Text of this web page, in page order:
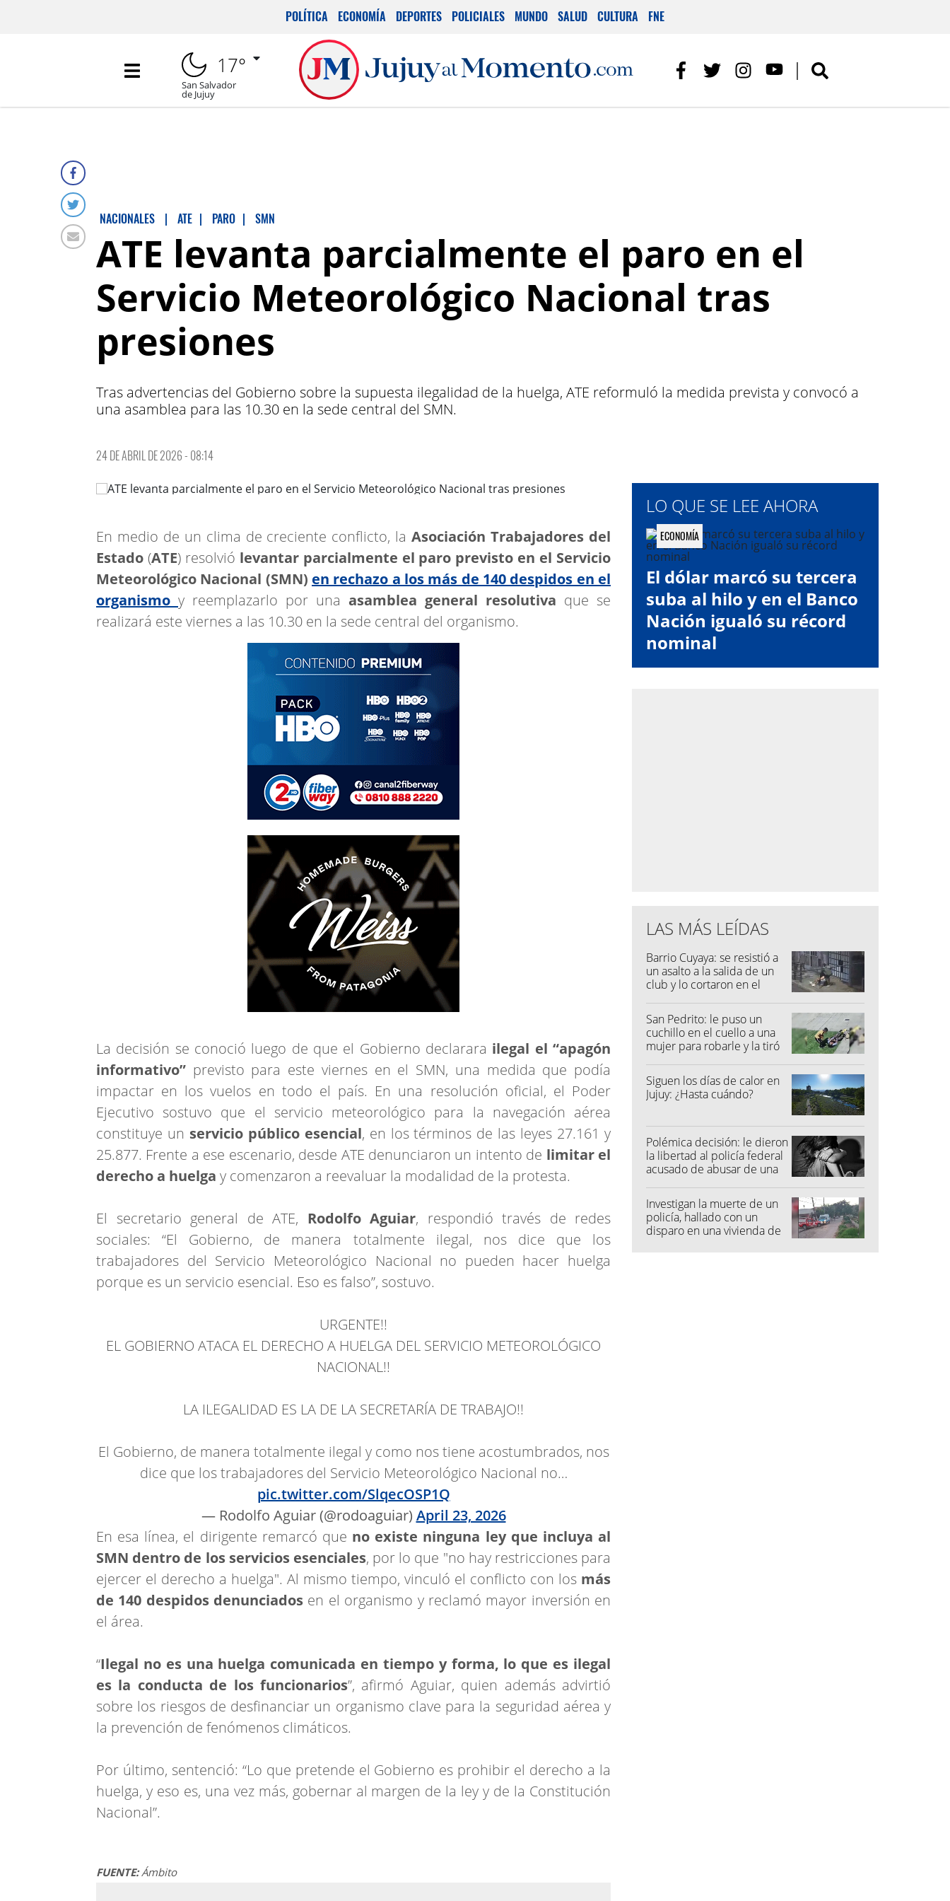
POLÍTICA ECONOMÍA DEPORTES POLICIALES MUNDO SALUD CULTURA FNE
17°
San Salvador
de Jujuy
NACIONALES | ATE | PARO | SMN
ATE levanta parcialmente el paro en el
Servicio Meteorológico Nacional tras
presiones
Tras advertencias del Gobierno sobre la supuesta ilegalidad de la huelga, ATE reformuló la medida prevista y convocó a
una asamblea para las 10.30 en la sede central del SMN.
24 DE ABRIL DE 2026 - 08:14
En medio de un clima de creciente conflicto, laAsociación Trabajadores del
Estado (ATE) resolvió levantar parcialmente el paro previsto en el Servicio
Meteorológico Nacional (SMN) en rechazo a los más de 140 despidos en el
organismo y reemplazarlo por una asamblea general resolutiva que se
realizará este viernes a las 10.30 en la sede central del organismo.
La decisión se conoció luego de que el Gobierno declarara ilegal el “apagón
informativo” previsto para este viernes en el SMN, una medida que podía
impactar en los vuelos en todo el país. En una resolución oficial, el Poder
Ejecutivo sostuvo que el servicio meteorológico para la navegación aérea
constituye un servicio público esencial, en los términos de las leyes 27.161 y
25.877. Frente a ese escenario, desde ATE denunciaron un intento de limitar el
derecho a huelga y comenzaron a reevaluar la modalidad de la protesta.
El secretario general de ATE, Rodolfo Aguiar, respondió través de redes
sociales: “El Gobierno, de manera totalmente ilegal, nos dice que los
trabajadores del Servicio Meteorológico Nacional no pueden hacer huelga
porque es un servicio esencial. Eso es falso”, sostuvo.
URGENTE!!
EL GOBIERNO ATACA EL DERECHO A HUELGA DEL SERVICIO METEOROLÓGICO
NACIONAL!!
LA ILEGALIDAD ES LA DE LA SECRETARÍA DE TRABAJO!!
El Gobierno, de manera totalmente ilegal y como nos tiene acostumbrados, nos
dice que los trabajadores del Servicio Meteorológico Nacional no…
pic.twitter.com/SlqecOSP1Q
— Rodolfo Aguiar (@rodoaguiar) April 23, 2026
En esa línea, el dirigente remarcó que no existe ninguna ley que incluya al
SMN dentro de los servicios esenciales, por lo que "no hay restricciones para
ejercer el derecho a huelga". Al mismo tiempo, vinculó el conflicto con los más
de 140 despidos denunciados en el organismo y reclamó mayor inversión en
el área.
“Ilegal no es una huelga comunicada en tiempo y forma, lo que es ilegal
es la conducta de los funcionarios”, afirmó Aguiar, quien además advirtió
sobre los riesgos de desfinanciar un organismo clave para la seguridad aérea y
la prevención de fenómenos climáticos.
Por último, sentenció: “Lo que pretende el Gobierno es prohibir el derecho a la
huelga, y eso es, una vez más, gobernar al margen de la ley y de la Constitución
Nacional”.
FUENTE:Ámbito
LO QUE SE LEE AHORA
ECONOMÍA
El dólar marcó su tercera
suba al hilo y en el Banco
Nación igualó su récord
nominal
LAS MÁS LEÍDAS
Barrio Cuyaya: se resistió a
un asalto a la salida de un
club y lo cortaron en el
San Pedrito: le puso un
cuchillo en el cuello a una
mujer para robarle y la tiró
Siguen los días de calor en
Jujuy: ¿Hasta cuándo?
Polémica decisión: le dieron
la libertad al policía federal
acusado de abusar de una
Investigan la muerte de un
policía, hallado con un
disparo en una vivienda de